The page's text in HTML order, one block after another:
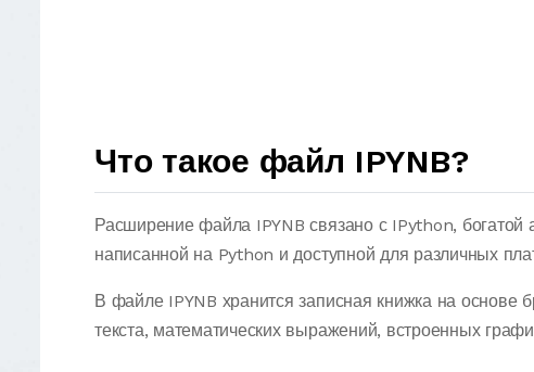
Что такое файл IPYNB?
Расширение файла IPYNB связано с IPython, богатой
написанной на Python и доступной для различных
В файле IPYNB хранится записная книжка на основе
текста, математических выражений, встроенных